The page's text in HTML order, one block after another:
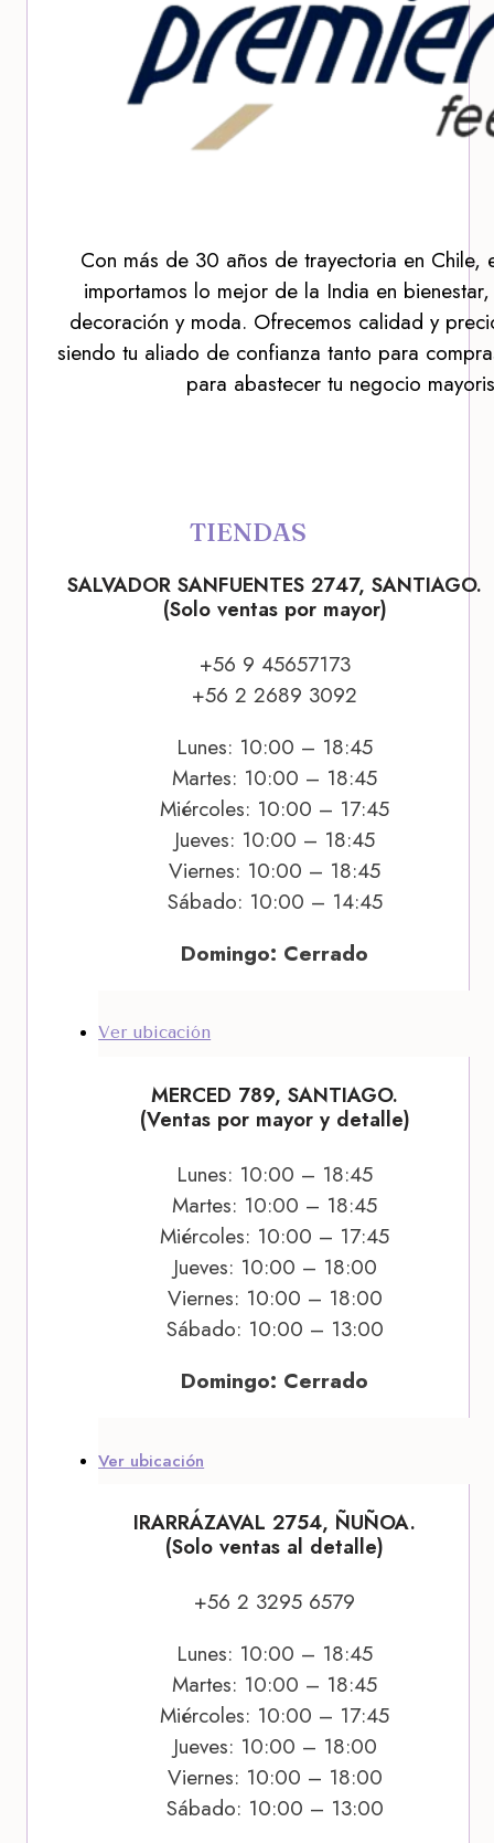
Con más de 30 años de trayectoria en Chile,
importamos lo mejor de la India en
decoración y moda. Ofrecemos calidad y
siendo tu aliado de confianza tanto para
para abastecer tu negocio
TIENDAS
SALVADOR SANFUENTES 2747, SANTIAGO.
(Solo ventas por mayor)
+56 9 45657173
+56 2 2689 3092
Lunes: 10:00 – 18:45
Martes: 10:00 – 18:45
Miércoles: 10:00 – 17:45
Jueves: 10:00 – 18:45
Viernes: 10:00 – 18:45
Sábado: 10:00 – 14:45
Domingo: Cerrado
Ver ubicación
MERCED 789, SANTIAGO.
(Ventas por mayor y detalle)
Lunes: 10:00 – 18:45
Martes: 10:00 – 18:45
Miércoles: 10:00 – 17:45
Jueves: 10:00 – 18:00
Viernes: 10:00 – 18:00
Sábado: 10:00 – 13:00
Domingo: Cerrado
Ver ubicación
IRARRÁZAVAL 2754, ÑUÑOA.
(Solo ventas al detalle)
+56 2 3295 6579
Lunes: 10:00 – 18:45
Martes: 10:00 – 18:45
Miércoles: 10:00 – 17:45
Jueves: 10:00 – 18:00
Viernes: 10:00 – 18:00
Sábado: 10:00 – 13:00